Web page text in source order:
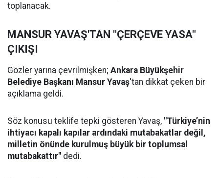
toplanacak.
MANSUR YAVAŞ'TAN "ÇERÇEVE YASA"
ÇIKIŞI
Gözler yarına çevrilmişken; Ankara Büyükşehir
Belediye Başkanı Mansur Yavaş'tan dikkat çeken bir
açıklama geldi.
Söz konusu teklife tepki gösteren Yavaş, "Türkiye’nin
ihtiyacı kapalı kapılar ardındaki mutabakatlar değil,
milletin önünde kurulmuş büyük bir toplumsal
mutabakattır" dedi.